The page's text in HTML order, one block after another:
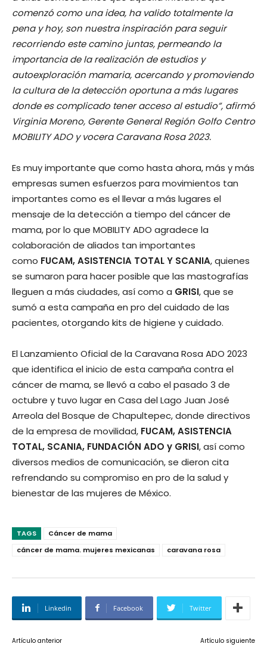
comenzó como una idea, ha valido totalmente la
pena y hoy, son nuestra inspiración para seguir
recorriendo este camino juntas, permeando la
importancia de la realización de estudios y
autoexploración mamaria, acercando y promoviendo
la cultura de la detección oportuna a más lugares
donde es complicado tener acceso al estudio”, afirmó
Virginia Moreno, Gerente General Región Golfo Centro
MOBILITY ADO y vocera Caravana Rosa 2023.
Es muy importante que como hasta ahora, más y más
empresas sumen esfuerzos para movimientos tan
importantes como es el llevar a más lugares el
mensaje de la detección a tiempo del cáncer de
mama, por lo que MOBILITY ADO agradece la
colaboración de aliados tan importantes
como FUCAM, ASISTENCIA TOTAL Y SCANIA, quienes
se sumaron para hacer posible que las mastografías
lleguen a más ciudades, así como a GRISI, que se
sumó a esta campaña en pro del cuidado de las
pacientes, otorgando kits de higiene y cuidado.
El Lanzamiento Oficial de la Caravana Rosa ADO 2023
que identifica el inicio de esta campaña contra el
cáncer de mama, se llevó a cabo el pasado 3 de
octubre y tuvo lugar en Casa del Lago Juan José
Arreola del Bosque de Chapultepec, donde directivos
de la empresa de movilidad, FUCAM, ASISTENCIA
TOTAL, SCANIA, FUNDACIÓN ADO y GRISI, así como
diversos medios de comunicación, se dieron cita
refrendando su compromiso en pro de la salud y
bienestar de las mujeres de México.
TAGS
Cáncer de mama
cáncer de mama. mujeres mexicanas
caravana rosa
Linkedin Facebook Twitter
Artículo anterior Artículo siguiente